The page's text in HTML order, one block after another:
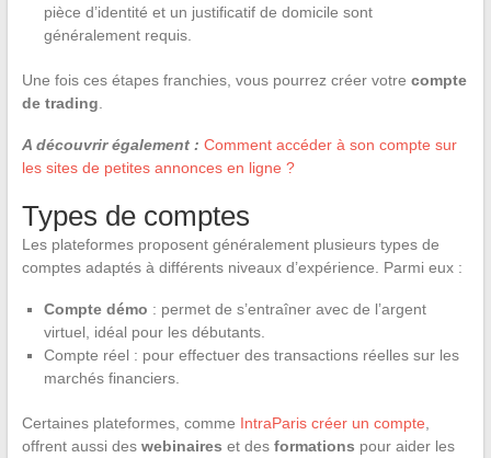
pièce d’identité et un justificatif de domicile sont
généralement requis.
Une fois ces étapes franchies, vous pourrez créer votre compte
de trading
A découvrir également : Comment accéder à son compte sur
les sites de petites annonces en ligne ?
Types de comptes
Les plateformes proposent généralement plusieurs types de
comptes adaptés à différents niveaux d’expérience. Parmi eux :
Compte démo : permet de s’entraîner avec de l’argent
virtuel, idéal pour les débutants.
Compte réel : pour effectuer des transactions réelles sur les
marchés financiers.
Certaines plateformes, comme IntraParis créer un compte
offrent aussi des webinaires et des formations pour aider les